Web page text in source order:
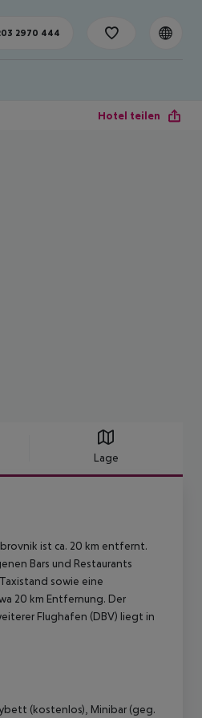
2970 444
Hotel teilen
Lage
ist ca. 20 km entfernt.
Bars und Restaurants
sowie eine
20 km Entfernung. Der
Flughafen (DBV) liegt in
(kostenlos), Minibar (geg.